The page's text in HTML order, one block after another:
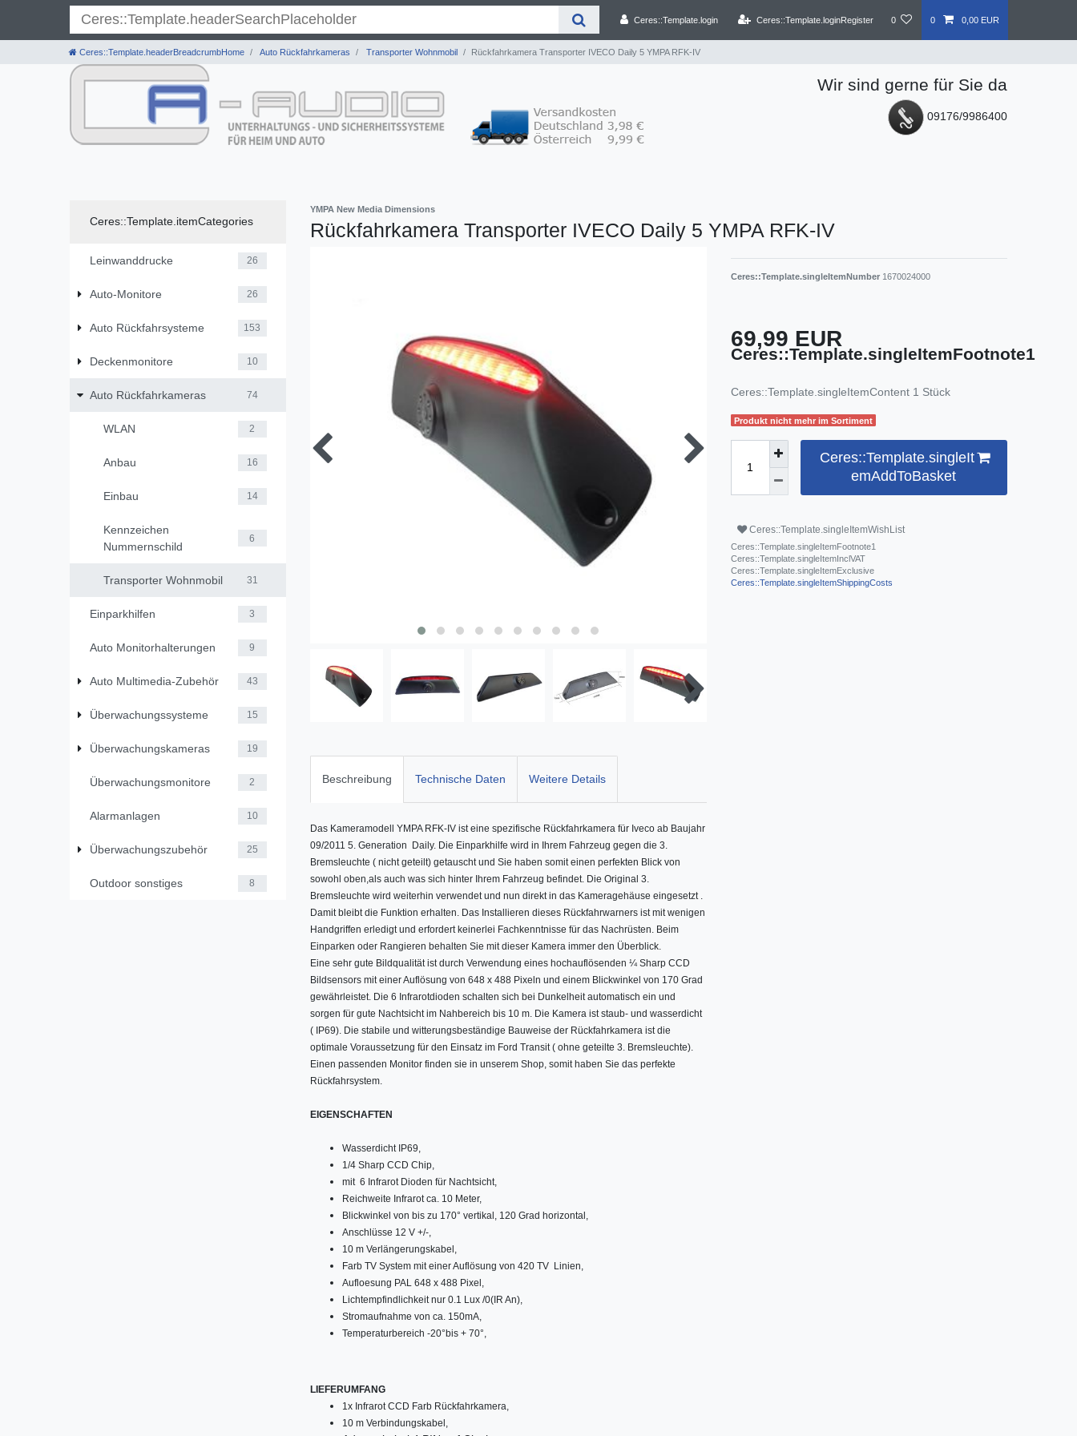
Ceres::Template.login Ceres::Template.loginRegister 0 0 0,00 EUR
Ceres::Template.headerBreadcrumbHome Auto Rückfahrkameras Transporter Wohnmobil Rückfahrkamera Transporter IVECO Daily 5 YMPA RFK-IV
Wir sind gerne für Sie da
09176/9986400
Ceres::Template.itemCategories
Leinwanddrucke 26
Auto-Monitore 26
Auto Rückfahrsysteme 153
Deckenmonitore 10
Auto Rückfahrkameras 74
WLAN 2
Anbau 16
Einbau 14
Kennzeichen
Nummernschild
6
Transporter Wohnmobil 31
Einparkhilfen 3
Auto Monitorhalterungen 9
Auto Multimedia-Zubehör 43
Überwachungssysteme 15
Überwachungskameras 19
Überwachungsmonitore 2
Alarmanlagen 10
Überwachungszubehör 25
Outdoor sonstiges 8
YMPA New Media Dimensions
Rückfahrkamera Transporter IVECO Daily 5 YMPA RFK-IV
Beschreibung Technische Daten Weitere Details
Das Kameramodell YMPA RFK-IV ist eine spezifische Rückfahrkamera für Iveco ab Baujahr
09/2011 5. Generation Daily. Die Einparkhilfe wird in Ihrem Fahrzeug gegen die 3.
Bremsleuchte ( nicht geteilt) getauscht und Sie haben somit einen perfekten Blick von
sowohl oben,als auch was sich hinter Ihrem Fahrzeug befindet. Die Original 3.
Bremsleuchte wird weiterhin verwendet und nun direkt in das Kameragehäuse eingesetzt .
Damit bleibt die Funktion erhalten. Das Installieren dieses Rückfahrwarners ist mit wenigen
Handgriffen erledigt und erfordert keinerlei Fachkenntnisse für das Nachrüsten. Beim
Einparken oder Rangieren behalten Sie mit dieser Kamera immer den Überblick.
Eine sehr gute Bildqualität ist durch Verwendung eines hochauflösenden ¼ Sharp CCD
Bildsensors mit einer Auflösung von 648 x 488 Pixeln und einem Blickwinkel von 170 Grad
gewährleistet. Die 6 Infrarotdioden schalten sich bei Dunkelheit automatisch ein und
sorgen für gute Nachtsicht im Nahbereich bis 10 m. Die Kamera ist staub- und wasserdicht
( IP69). Die stabile und witterungsbeständige Bauweise der Rückfahrkamera ist die
optimale Voraussetzung für den Einsatz im Ford Transit ( ohne geteilte 3. Bremsleuchte).
Einen passenden Monitor finden sie in unserem Shop, somit haben Sie das perfekte
Rückfahrsystem.
EIGENSCHAFTEN
Wasserdicht IP69,
1/4 Sharp CCD Chip,
mit 6 Infrarot Dioden für Nachtsicht,
Reichweite Infrarot ca. 10 Meter,
Blickwinkel von bis zu 170° vertikal, 120 Grad horizontal,
Anschlüsse 12 V +/-,
10 m Verlängerungskabel,
Farb TV System mit einer Auflösung von 420 TV Linien,
Aufloesung PAL 648 x 488 Pixel,
Lichtempfindlichkeit nur 0.1 Lux /0(IR An),
Stromaufnahme von ca. 150mA,
Temperaturbereich -20°bis + 70°,
LIEFERUMFANG
1x Infrarot CCD Farb Rückfahrkamera,
10 m Verbindungskabel,
Ceres::Template.singleItemNumber 1670024000
69,99 EUR
Ceres::Template.singleItemFootnote1
Ceres::Template.singleItemContent 1 Stück
Produkt nicht mehr im Sortiment
Ceres::Template.singleIt
emAddToBasket
Ceres::Template.singleItemWishList
Ceres::Template.singleItemFootnote1
Ceres::Template.singleItemInclVAT
Ceres::Template.singleItemExclusive
Ceres::Template.singleItemShippingCosts